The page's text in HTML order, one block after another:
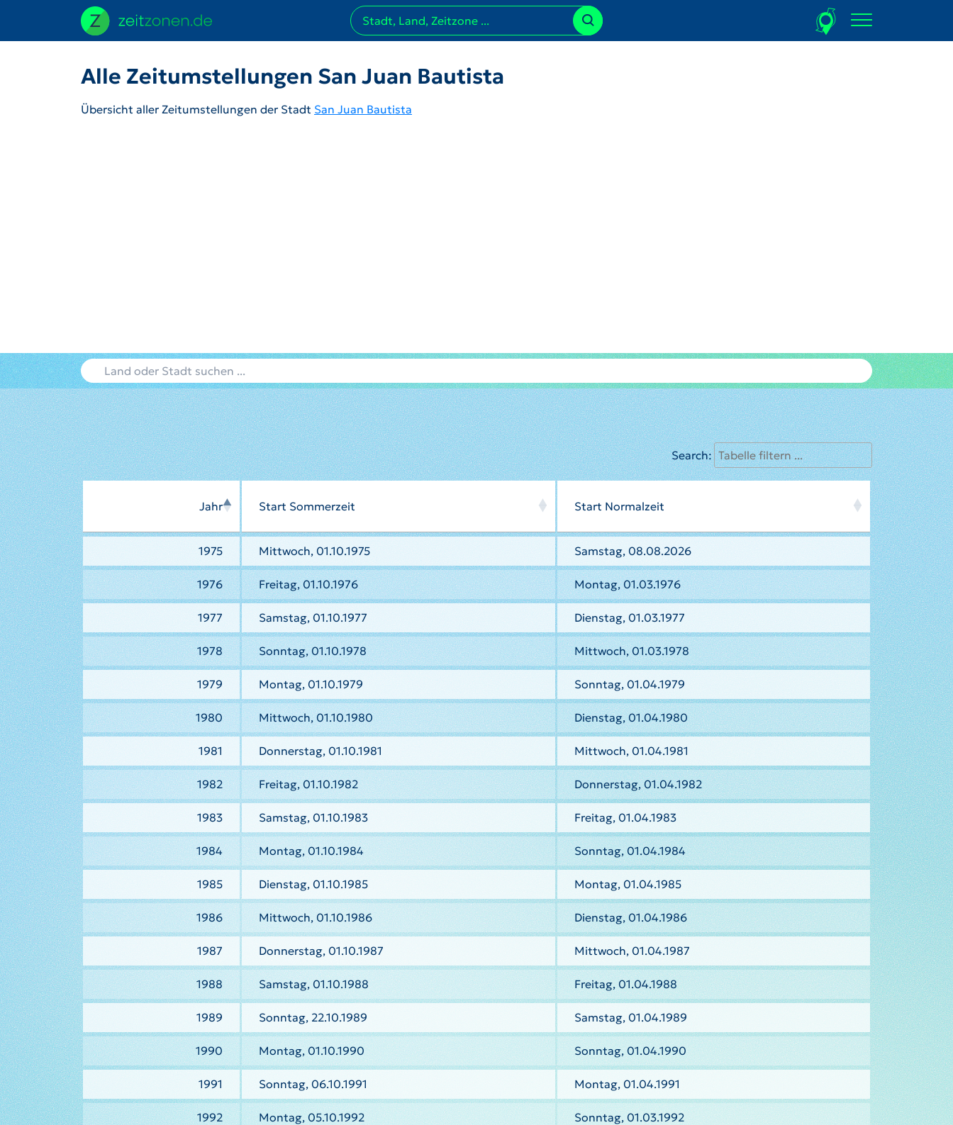
Alle Zeitumstellungen San Juan Bautista
Übersicht aller Zeitumstellungen der Stadt San Juan Bautista
Search:
Jahr Start Sommerzeit Start Normalzeit
1975 Mittwoch, 01.10.1975 Samstag, 08.08.2026
1976 Freitag, 01.10.1976 Montag, 01.03.1976
1977 Samstag, 01.10.1977 Dienstag, 01.03.1977
1978 Sonntag, 01.10.1978 Mittwoch, 01.03.1978
1979 Montag, 01.10.1979 Sonntag, 01.04.1979
1980 Mittwoch, 01.10.1980 Dienstag, 01.04.1980
1981 Donnerstag, 01.10.1981 Mittwoch, 01.04.1981
1982 Freitag, 01.10.1982 Donnerstag, 01.04.1982
1983 Samstag, 01.10.1983 Freitag, 01.04.1983
1984 Montag, 01.10.1984 Sonntag, 01.04.1984
1985 Dienstag, 01.10.1985 Montag, 01.04.1985
1986 Mittwoch, 01.10.1986 Dienstag, 01.04.1986
1987 Donnerstag, 01.10.1987 Mittwoch, 01.04.1987
1988 Samstag, 01.10.1988 Freitag, 01.04.1988
1989 Sonntag, 22.10.1989 Samstag, 01.04.1989
1990 Montag, 01.10.1990 Sonntag, 01.04.1990
1991 Sonntag, 06.10.1991 Montag, 01.04.1991
1992 Montag, 05.10.1992 Sonntag, 01.03.1992